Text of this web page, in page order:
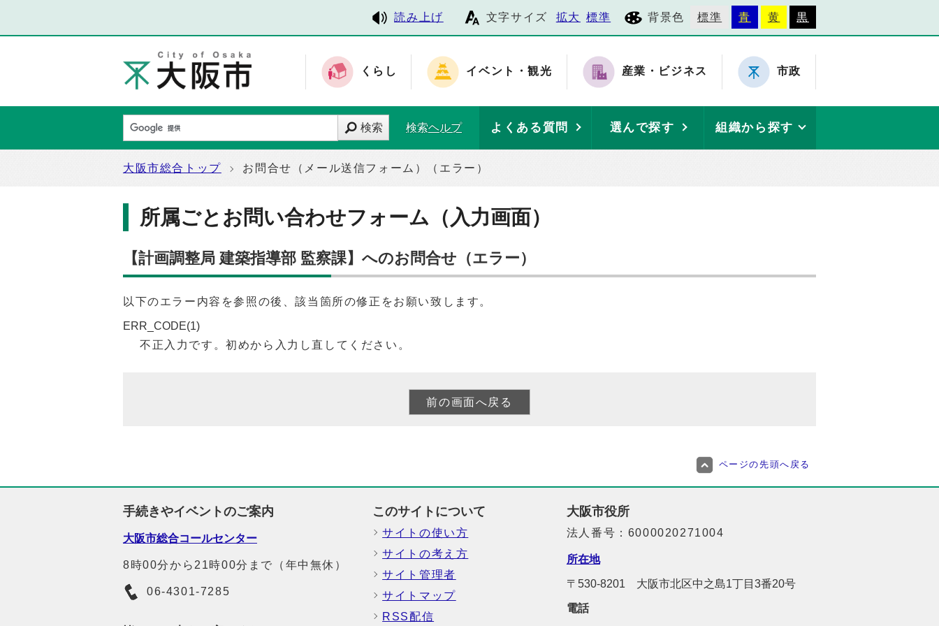
読み上げ 文字サイズ 拡大 標準 背景色 標準 青 黄 黒
くらし イベント・観光 産業・ビジネス 市政
検索 検索ヘルプ よくある質問 選んで探す 組織から探す
大阪市総合トップ お問合せ（メール送信フォーム）（エラー）
所属ごとお問い合わせフォーム（入力画面）
【計画調整局 建築指導部 監察課】へのお問合せ（エラー）
以下のエラー内容を参照の後、該当箇所の修正をお願い致します。
ERR_CODE(1)
不正入力です。初めから入力し直してください。
ページの先頭へ戻る
手続きやイベントのご案内
大阪市総合コールセンター
8時00分から21時00分まで（年中無休）
06-4301-7285
このサイトについて
サイトの使い方
サイトの考え方
サイト管理者
サイトマップ
RSS配信
大阪市役所
法人番号：6000020271004
所在地
〒530-8201 大阪市北区中之島1丁目3番20号
電話